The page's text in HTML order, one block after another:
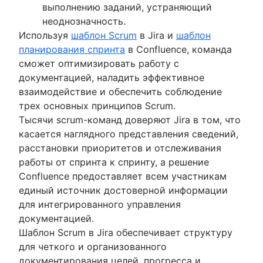
Запуск продукта
Хронология запуска продукта
Планирование продукта
Мероприятия по запуску продуктов
Операционная модель продукта
Дизайн продукта
Product-led growth
Story mapping
выполнению заданий, устраняющий
неоднозначность.
Используя шаблон Scrum в Jira и шаблон
планирования спринта в Confluence, команда
сможет оптимизировать работу с
документацией, наладить эффективное
взаимодействие и обеспечить соблюдение
трех основных принципов Scrum.
Тысячи scrum-команд доверяют Jira в том, что
касается наглядного представления сведений,
расстановки приоритетов и отслеживания
работы от спринта к спринту, а решение
Confluence предоставляет всем участникам
единый источник достоверной информации
для интегрированного управления
документацией.
Шаблон Scrum в Jira обеспечивает структуру
для четкого и организованного
документирования целей, прогресса и